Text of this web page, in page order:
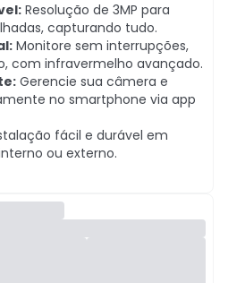
Resolução de 3MP para
capturando tudo.
Monitore sem interrupções,
com infravermelho avançado.
Gerencie sua câmera e
no smartphone via app
fácil e durável em
ou externo.